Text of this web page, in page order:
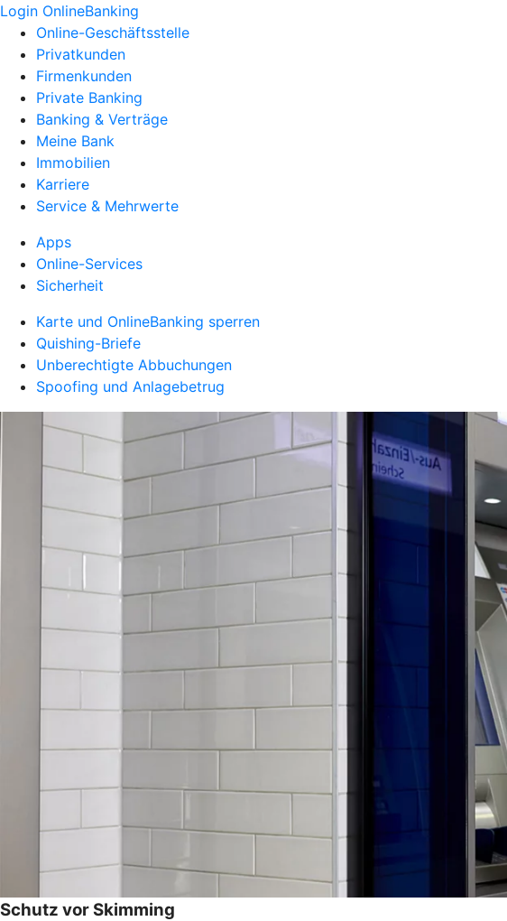
Login OnlineBanking
Online-Geschäftsstelle
Privatkunden
Firmenkunden
Private Banking
Banking & Verträge
Meine Bank
Immobilien
Karriere
Service & Mehrwerte
Apps
Online-Services
Sicherheit
Karte und OnlineBanking sperren
Quishing-Briefe
Unberechtigte Abbuchungen
Spoofing und Anlagebetrug
Schutz vor Skimming